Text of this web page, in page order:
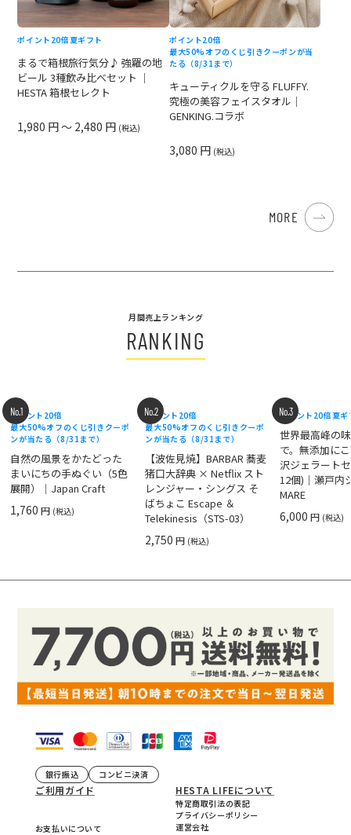
ポイント20倍 夏ギフト
まるで箱根旅行気分♪ 強羅の地
ビール 3種飲み比べセット ｜
HESTA 箱根セレクト
1,980 円 ～ 2,480 円 (税込)
ポイント20倍
最大50%オフのくじ引きクーポンが当
たる（8/31まで）
キューティクルを守る FLUFFY.
究極の美容フェイスタオル｜
GENKING.コラボ
3,080 円 (税込)
MORE
月間売上ランキング
RANKING
No.1
ポイント20倍
最大50%オフのくじ引きクーポ
ンが当たる（8/31まで）
自然の風景をかたどった
まいにちの手ぬぐい（5色
展開）｜Japan Craft
1,760円 (税込)
No.2
ポイント20倍
最大50%オフのくじ引きクーポ
ンが当たる（8/31まで）
【波佐見焼】BARBAR 蕎麦
猪口大辞典 × Netflix スト
レンジャー・シングス そ
ばちょこ Escape ＆
Telekinesis（STS-03）
2,750円 (税込)
No.3
ポイント20倍 夏
世界最高峰の
で。無添加に
沢ジェラート
12個)｜瀬戸内
MARE
6,000円 (税込)
銀行振込 コンビニ決済
ご利用ガイド
お支払いについて
HESTA LIFEについて
特定商取引法の表記
プライバシーポリシー
運営会社